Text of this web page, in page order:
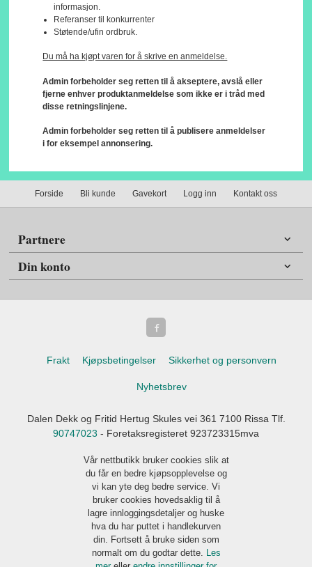
informasjon.
Referanser til konkurrenter
Støtende/ufin ordbruk.
Du må ha kjøpt varen for å skrive en anmeldelse.
Admin forbeholder seg retten til å akseptere, avslå eller
fjerne enhver produktanmeldelse som ikke er i tråd med
disse retningslinjene.
Admin forbeholder seg retten til å publisere anmeldelser
i for eksempel annonsering.
Forside Bli kunde Gavekort Logg inn Kontakt oss
Partnere
Din konto
Frakt Kjøpsbetingelser Sikkerhet og personvern
Nyhetsbrev
Dalen Dekk og Fritid Hertug Skules vei 361 7100 Rissa Tlf.
90747023 - Foretaksregisteret 923723315mva
Vår nettbutikk bruker cookies slik at
du får en bedre kjøpsopplevelse og
vi kan yte deg bedre service. Vi
bruker cookies hovedsaklig til å
lagre innloggingsdetaljer og huske
hva du har puttet i handlekurven
din. Fortsett å bruke siden som
normalt om du godtar dette.
Les